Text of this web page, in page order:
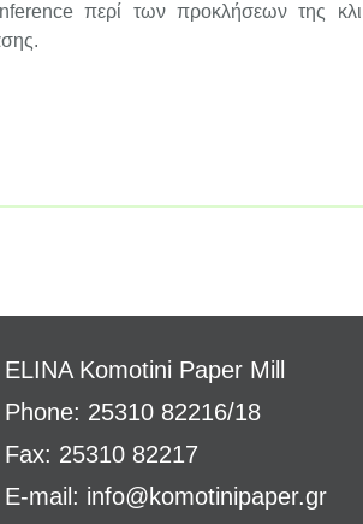
περί των προκλήσεων της
ELINA Komotini Paper Mill
Phone: 25310 82216/18
Fax: 25310 82217
E-mail: info@komotinipaper.gr